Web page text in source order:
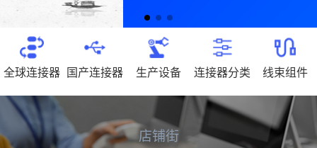
全球连接器 国产连接器 生产设备 连接器分类 线束组件
店铺街